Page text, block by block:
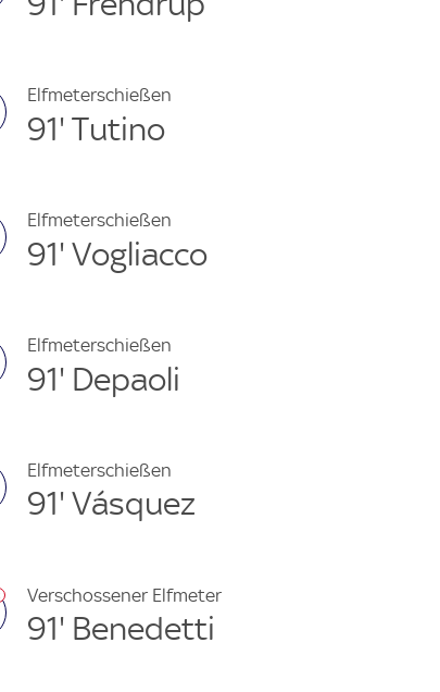
Elfmeterschießen
91' Tutino
Elfmeterschießen
91' Vogliacco
Elfmeterschießen
91' Depaoli
Elfmeterschießen
91' Vásquez
Verschossener Elfmeter
91' Benedetti